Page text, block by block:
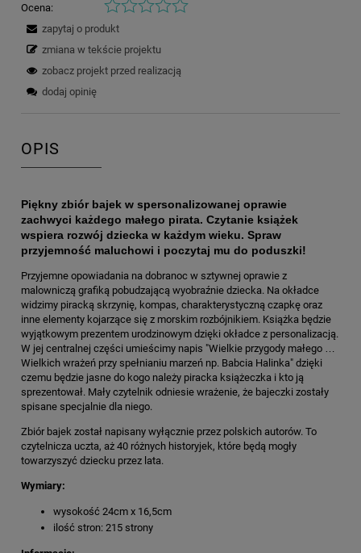
Ocena:
zapytaj o produkt
zmiana w tekście projektu
zobacz projekt przed realizacją
dodaj opinię
OPIS
Piękny zbiór bajek w spersonalizowanej oprawie
zachwyci każdego małego pirata. Czytanie książek
wspiera rozwój dziecka w każdym wieku. Spraw
przyjemność maluchowi i poczytaj mu do poduszki!
Przyjemne opowiadania na dobranoc w sztywnej oprawie z
malowniczą grafiką pobudzającą wyobraźnie dziecka. Na okładce
widzimy piracką skrzynię, kompas, charakterystyczną czapkę oraz
inne elementy kojarzące się z morskim rozbójnikiem. Książka będzie
wyjątkowym prezentem urodzinowym dzięki okładce z personalizacją.
W jej centralnej części umieścimy napis "Wielkie przygody małego …
Wielkich wrażeń przy spełnianiu marzeń np. Babcia Halinka" dzięki
czemu będzie jasne do kogo należy piracka książeczka i kto ją
sprezentował. Mały czytelnik odniesie wrażenie, że bajeczki zostały
spisane specjalnie dla niego.
Zbiór bajek został napisany wyłącznie przez polskich autorów. To
czytelnicza uczta, aż 40 różnych historyjek, które będą mogły
towarzyszyć dziecku przez lata.
Wymiary:
wysokość 24cm x 16,5cm
ilość stron: 215 strony